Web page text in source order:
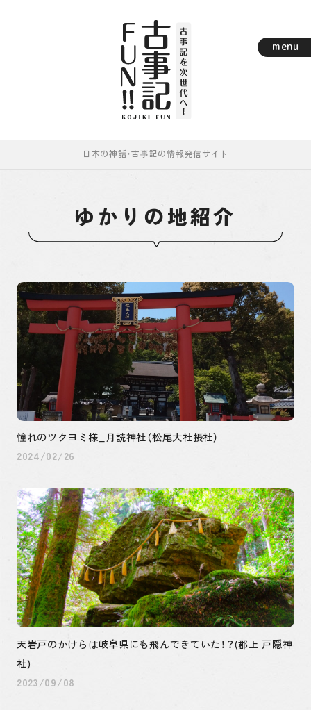
menu
古事記まめちしき
ゆかりの地紹介
つぶやき
そもそも古事記とは
月間約50万PVを記録！当サイト代表が運営する古事記
をキャラ萌えしながら楽しめる読み物コンテンツです。
日本の神話・古事記の情報発信サイト
ゆかりの地紹介
憧れのツクヨミ様_月読神社（松尾大社摂社）
2024/02/26
天岩戸のかけらは岐阜県にも飛んできていた！？(郡上 戸隠神
社)
2023/09/08